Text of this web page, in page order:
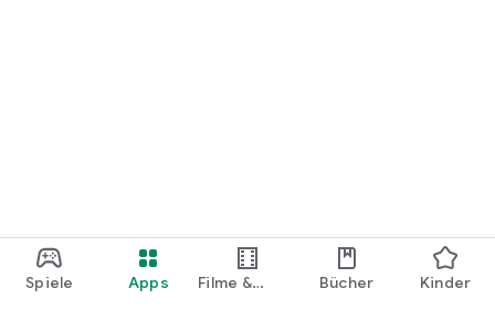
Spiele Apps
Filme &
Bücher Kinder